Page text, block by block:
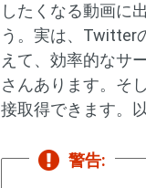
したくなる動画に
う。実は、Twitter
えて、効率的なサ
さんあります。そ
接取得できます。
警告: